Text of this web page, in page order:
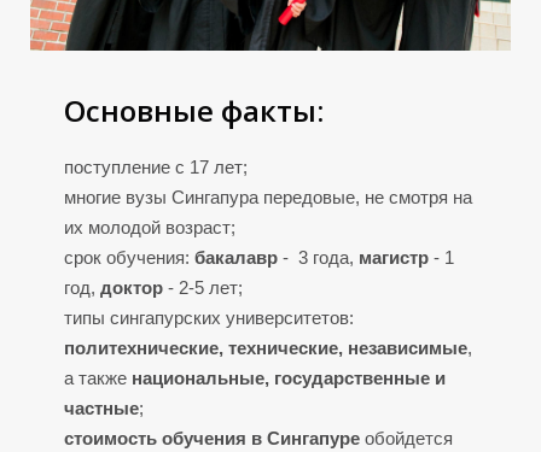
Г
Основные факты:
поступление с 17 лет;
многие вузы Сингапура передовые, не смотря на
их молодой возраст;
срок обучения: бакалавр- 3 года, магистр- 1
год, доктор- 2-5 лет;
типы сингапурских университетов:
политехнические, технические, независимые,
а также национальные, государственные и
частные;
стоимость обучения в Сингапуре обойдется